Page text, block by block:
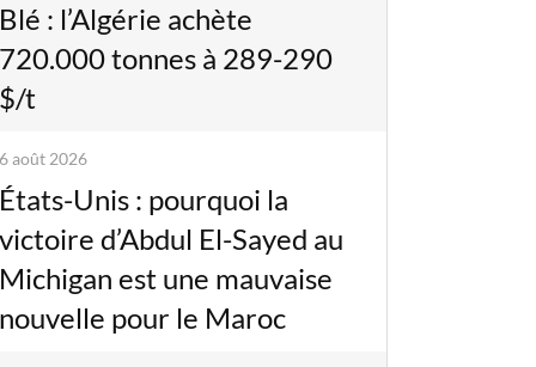
Blé : l’Algérie achète
720.000 tonnes à 289-290
$/t
6 août 2026
États-Unis : pourquoi la
victoire d’Abdul El-Sayed au
Michigan est une mauvaise
nouvelle pour le Maroc